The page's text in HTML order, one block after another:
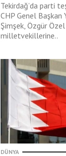
Tekirdağ’da parti
CHP Genel Başkan
Şimşek, Özgür
milletvekillerine..
DÜNYA